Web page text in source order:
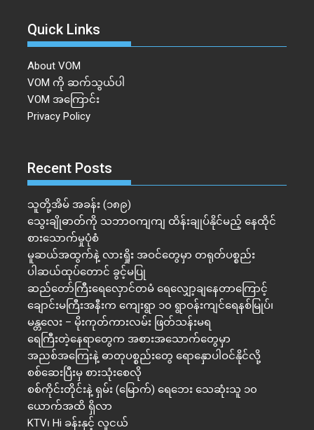
Quick Links
About VOM
VOM ကို ဆက်သွယ်ပါ
VOM အကြောင်း
Privacy Policy
Recent Posts
သူတို့အိမ် အခန်း (၁၈၉)
သွေးချိုဓာတ်ကို သဘာဝကျကျ ထိန်းချုပ်နိုင်မည့် နေထိုင်
စားသောက်မှုပုံစံ
မူဆယ်အထွက်နဲ့ လားရှိုး အဝင်တွေမှာ တရုတ်ပစ္စည်း
ပါဆယ်ထုပ်တောင် ခွင့်မပြု
ဆည်တော်ကြီးရေလှောင်တမံ ရေလျှော့ချနေတာကြောင့်
ချောင်းမကြီးအနီးက ကျေးရွာ ၁၀ ရွာဝန်းကျင်ရေနစ်မြုပ်၊
မန္တလေး – မိုးကုတ်ကားလမ်း ဖြတ်သန်းမရ
ရေကြီးတဲ့​နေရာ​တွေက အစားအသောက်တွေမှာ
အညစ်အကြေးနဲ့ ဓာတုပစ္စည်းတွေ ရောနှောပါဝင်နိုင်လို့
စစ်ဆေးပြီးမှ စားသုံးစေလို
စစ်ကိုင်းတိုင်းနဲ့ ရှမ်း (မြောက်) ရေဘေး သေဆုံးသူ ၁၀
ယောက်အထိ ရှိလာ
KTV၊ Hi ခန်းနှင့် လူငယ်